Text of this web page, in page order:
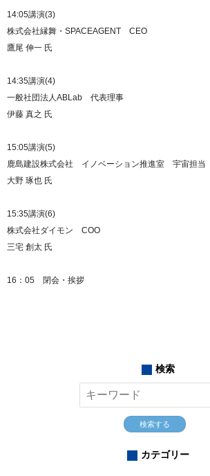
14:05講演(3)
株式会社縁舞・SPACEAGENT CEO
鷹尾 伸一 氏
14:35講演(4)
一般社団法人ABLab 代表理事
伊藤 真之 氏
15:05講演(5)
鹿島建設株式会社 イノベーション推進室 宇宙担当
大野 琢也 氏
15:35講演(6)
株式会社ダイモン COO
三宅 創太 氏
16：05 閉会・挨拶
検索
検索する
カテゴリー